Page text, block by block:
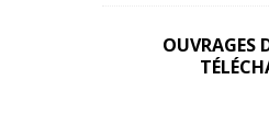
OUVRAGES